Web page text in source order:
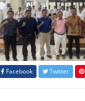
Facebook Twitter